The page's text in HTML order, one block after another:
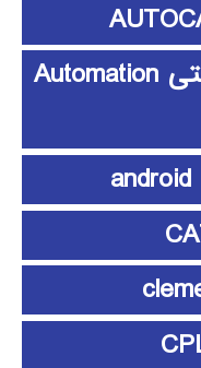
آموزش اتوماسیون صنعتی Automation